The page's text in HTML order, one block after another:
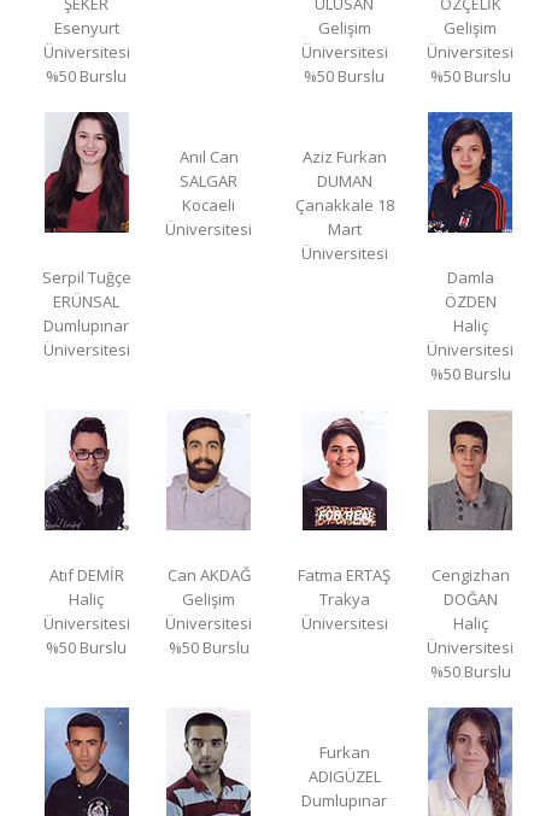
Esenyurt
Üniversitesi
%50 Burslu
Gelişim
Üniversitesi
%50 Burslu
Gelişim
Üniversitesi
%50 Burslu
Serpil Tuğçe
ERÜNSAL
Dumlupınar
Üniversitesi
Anıl Can
SALGAR
Kocaeli
Üniversitesi
Aziz Furkan
DUMAN
Çanakkale 18
Mart
Üniversitesi
Damla
ÖZDEN
Haliç
Üniversitesi
%50 Burslu
Atıf DEMİR
Haliç
Üniversitesi
%50 Burslu
Can AKDAĞ
Gelişim
Üniversitesi
%50 Burslu
Fatma ERTAŞ
Trakya
Üniversitesi
Cengizhan
DOĞAN
Haliç
Üniversitesi
%50 Burslu
Furkan
ADIGÜZEL
Dumlupınar